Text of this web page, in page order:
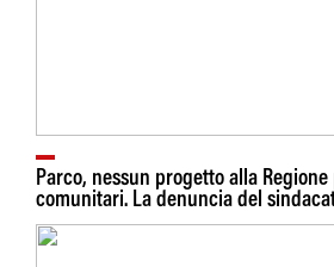
Parco, nessun progetto alla
comunitari. La denuncia del